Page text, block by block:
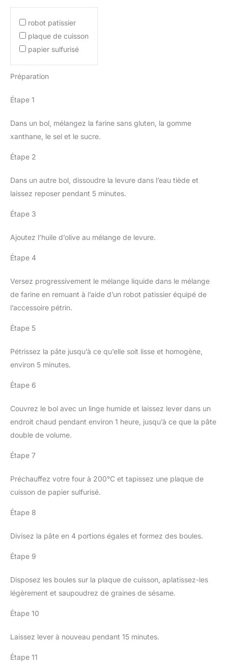
robot patissier
plaque de cuisson
papier sulfurisé
Préparation
Étape 1
Dans un bol, mélangez la farine sans gluten, la gomme
xanthane, le sel et le sucre.
Étape 2
Dans un autre bol, dissoudre la levure dans l’eau tiède et
laissez reposer pendant 5 minutes.
Étape 3
Ajoutez l’huile d’olive au mélange de levure.
Étape 4
Versez progressivement le mélange liquide dans le mélange
de farine en remuant à l’aide d’un robot patissier équipé de
l’accessoire pétrin.
Étape 5
Pétrissez la pâte jusqu’à ce qu’elle soit lisse et homogène,
environ 5 minutes.
Étape 6
Couvrez le bol avec un linge humide et laissez lever dans un
endroit chaud pendant environ 1 heure, jusqu’à ce que la pâte
double de volume.
Étape 7
Préchauffez votre four à 200°C et tapissez une plaque de
cuisson de papier sulfurisé.
Étape 8
Divisez la pâte en 4 portions égales et formez des boules.
Étape 9
Disposez les boules sur la plaque de cuisson, aplatissez-les
légèrement et saupoudrez de graines de sésame.
Étape 10
Laissez lever à nouveau pendant 15 minutes.
Étape 11